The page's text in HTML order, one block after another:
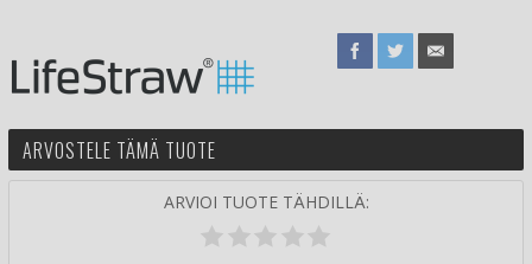
ARVOSTELE TÄMÄ TUOTE
ARVIOI TUOTE TÄHDILLÄ: